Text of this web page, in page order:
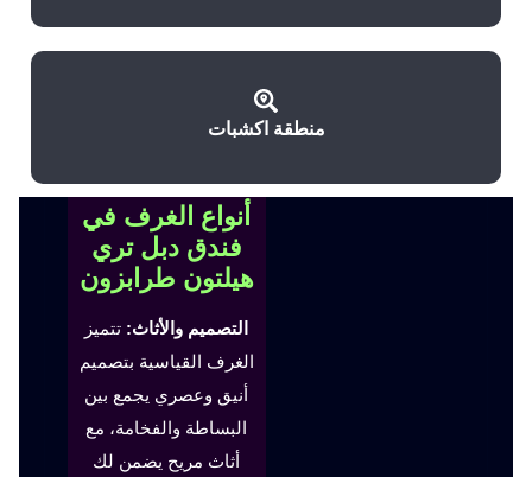
منطقة اكشبات
أنواع الغرف في
فندق دبل تري
هيلتون طرابزون
التصميم والأثاث: تتميز
الغرف القياسية بتصميم
أنيق وعصري يجمع بين
البساطة والفخامة، مع
أثاث مريح يضمن لك